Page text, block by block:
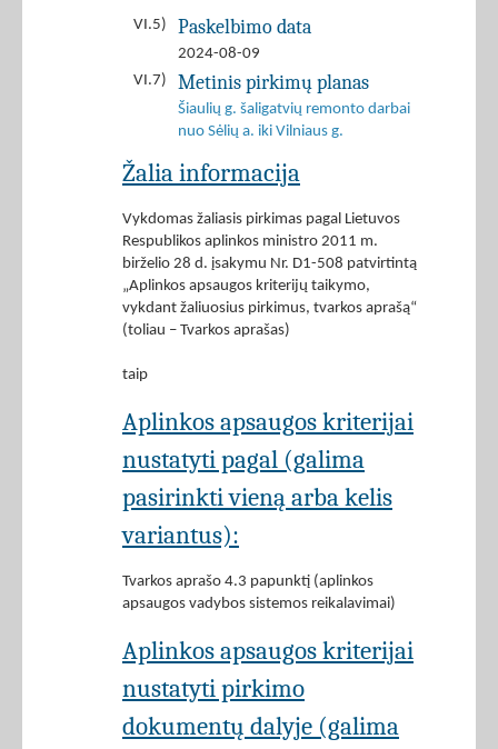
VI.5) Paskelbimo data
2024-08-09
VI.7)
Metinis pirkimų planas
Šiaulių g. šaligatvių remonto darbai
nuo Sėlių a. iki Vilniaus g.
Žalia informacija
Vykdomas žaliasis pirkimas pagal Lietuvos
Respublikos aplinkos ministro 2011 m.
birželio 28 d. įsakymu Nr. D1-508 patvirtintą
„Aplinkos apsaugos kriterijų taikymo,
vykdant žaliuosius pirkimus, tvarkos aprašą“
(toliau – Tvarkos aprašas)
taip
Aplinkos apsaugos kriterijai
nustatyti pagal (galima
pasirinkti vieną arba kelis
variantus):
Tvarkos aprašo 4.3 papunktį (aplinkos
apsaugos vadybos sistemos reikalavimai)
Aplinkos apsaugos kriterijai
nustatyti pirkimo
dokumentų dalyje (galima